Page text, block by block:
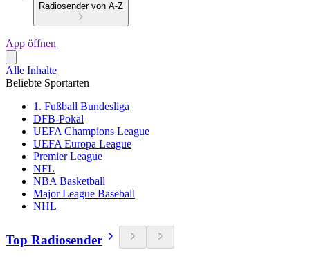
Radiosender von A-Z
App öffnen
Alle Inhalte
Beliebte Sportarten
1. Fußball Bundesliga
DFB-Pokal
UEFA Champions League
UEFA Europa League
Premier League
NFL
NBA Basketball
Major League Baseball
NHL
Top Radiosender